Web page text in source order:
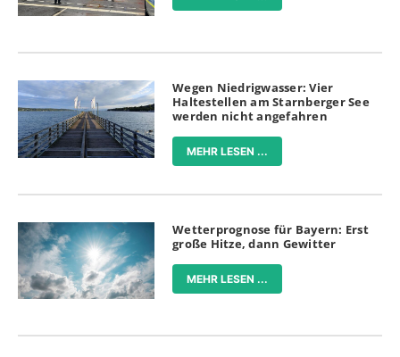
Wegen Niedrigwasser: Vier
Haltestellen am Starnberger See
werden nicht angefahren
MEHR LESEN ...
Wetterprognose für Bayern: Erst
große Hitze, dann Gewitter
MEHR LESEN ...